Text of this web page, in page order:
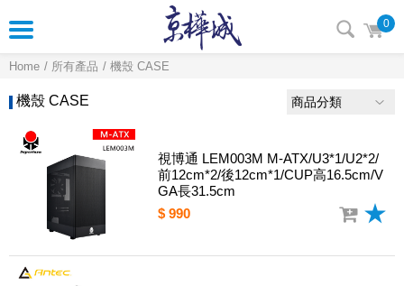
0
Home 所有產品 機殼 CASE
機殼 CASE 商品分類
視博通 LEM003M M-ATX/U3*1/U2*2/
前12cm*2/後12cm*1/CUP高16.5cm/V
GA長31.5cm
$ 990